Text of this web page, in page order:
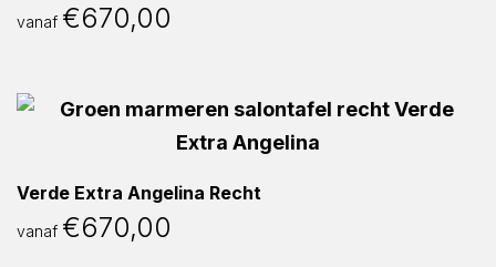
vanaf €670,00
Verde Extra Angelina Recht
vanaf €670,00